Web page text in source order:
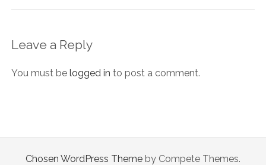
Leave a Reply
You must be logged in to post a comment.
Chosen WordPress Theme by Compete Themes.